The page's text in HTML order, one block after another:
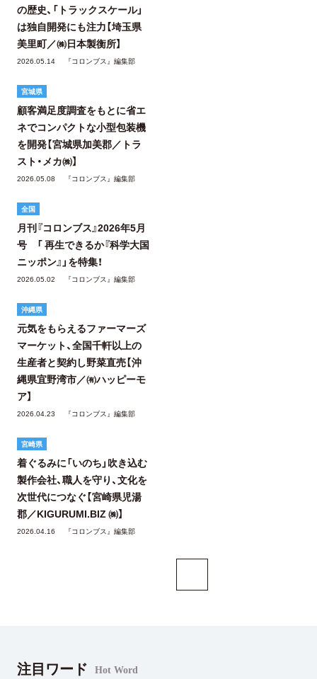
の歴史、「トラックスケール」
は独自開発にも注力【埼玉県
美里町／㈱日本製衡所】
2026.05.14 『コロンブス』編集部
宮城県
顧客満足度調査をもとに省エ
ネでコンパクトな小型包装機
を開発【宮城県加美郡／トラ
スト・メカ㈱】
2026.05.08 『コロンブス』編集部
全国
月刊『コロンブス』2026年5月
号 「 再生できるか『科学大国
ニッポン』」を特集！
2026.05.02 『コロンブス』編集部
沖縄県
元気をもらえるファーマーズ
マーケット、全国千軒以上の
生産者と契約し野菜直売【沖
縄県宜野湾市／㈲ハッピーモ
ア】
2026.04.23 『コロンブス』編集部
宮崎県
着ぐるみに「いのち」吹き込む
製作会社、職人を守り、文化を
次世代につなぐ【宮崎県児湯
郡／KIGURUMI.BIZ ㈱】
2026.04.16 『コロンブス』編集部
注目ワード Hot Word